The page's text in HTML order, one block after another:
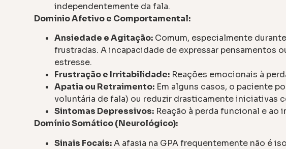
independentemente da fala.
Domínio Afetivo e Comportamental:
Ansiedade e Agitação: Comum, especialmente
frustradas. A incapacidade de expressar pensamentos
estresse.
Frustração e Irritabilidade: Reações emocionais à
Apatia ou Retraimento: Em alguns casos, o paciente
voluntária de fala) ou reduzir drasticamente iniciativas
Sintomas Depressivos: Reação à perda funcional e ao
Domínio Somático (Neurológico):
Sinais Focais:A afasia na GPA frequentemente não é